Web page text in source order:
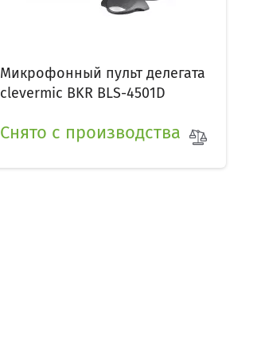
Микрофонный пульт делегата
clevermic BKR BLS-4501D
Снято с производства